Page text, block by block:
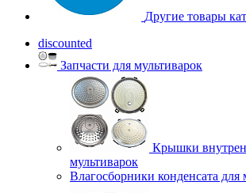
Другие товары
discounted
Запчасти для мультиварок
Крышки
мультиварок
Влагосборники конденсата для